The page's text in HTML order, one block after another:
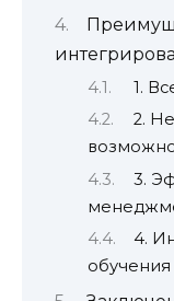
1.
2.
3.
4.
обучения